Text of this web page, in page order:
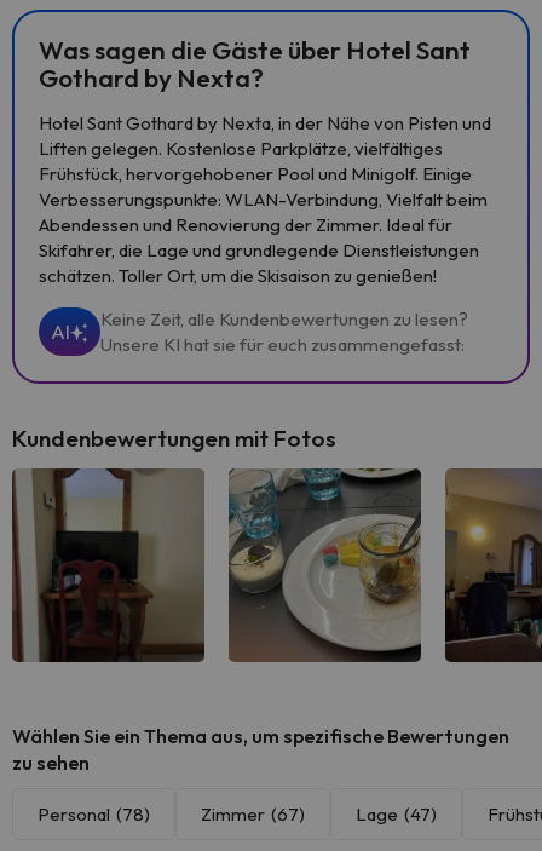
Was sagen die Gäste über Hotel Sant
Gothard by Nexta?
Hotel Sant Gothard by Nexta, in der Nähe von Pisten und
Liften gelegen. Kostenlose Parkplätze, vielfältiges
Frühstück, hervorgehobener Pool und Minigolf. Einige
Verbesserungspunkte: WLAN-Verbindung, Vielfalt beim
Abendessen und Renovierung der Zimmer. Ideal für
Skifahrer, die Lage und grundlegende Dienstleistungen
schätzen. Toller Ort, um die Skisaison zu genießen!
AI
Keine Zeit, alle Kundenbewertungen zu lesen?
Unsere KI hat sie für euch zusammengefasst:
Kundenbewertungen mit Fotos
Wählen Sie ein Thema aus, um spezifische Bewertungen
zu sehen
Personal (78) Zimmer (67) Lage (47)